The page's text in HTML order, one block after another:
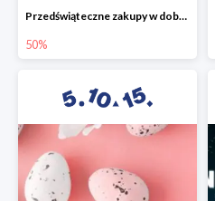
Przedświąteczne zakupy w dobrym stylu -50%
50%